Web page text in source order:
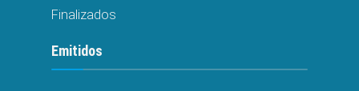
Finalizados
Emitidos